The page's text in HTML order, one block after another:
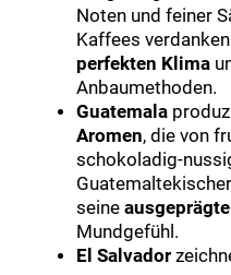
Noten und feiner
Kaffees
perfekten Klima
Anbaumethoden.
Guatemala
Aromen, die von
schokoladig-
seine
Mundgefühl.
El Salvador